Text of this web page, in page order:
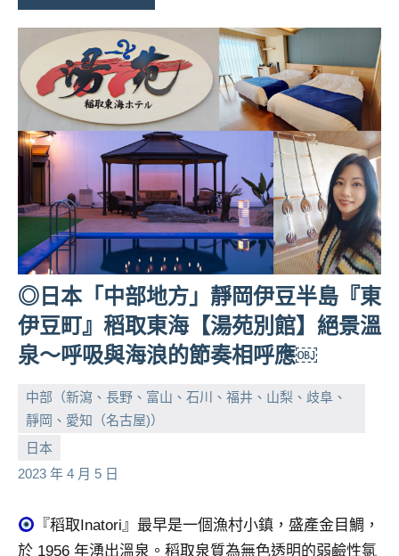
★
◎日本「中部地方」靜岡伊豆半島『東
伊豆町』稻取東海【湯苑別館】絕景溫
泉～呼吸與海浪的節奏相呼應￼
中部（新瀉、長野、富山、石川、福井、山梨、歧阜、
靜岡、愛知（名古屋)）
日本
2023 年 4 月 5 日
小
芳
No
comments
『稻取Inatori』最早是一個漁村小鎮，盛產金目鯛，
於 1956 年湧出溫泉。稻取泉質為無色透明的弱鹼性氯